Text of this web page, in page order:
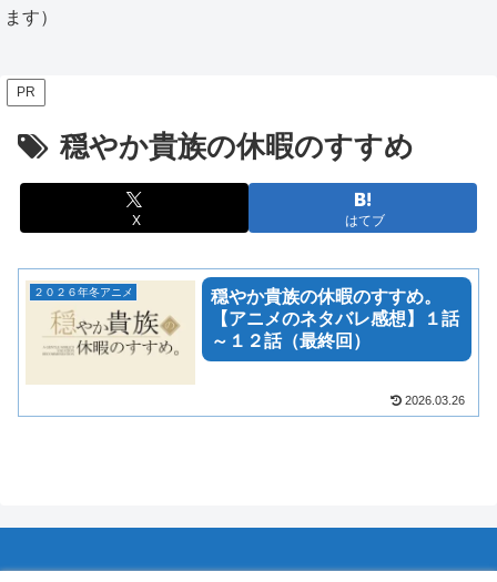
ます）
PR
穏やか貴族の休暇のすすめ
X はてブ
２０２６年冬アニメ
穏やか貴族の休暇のすすめ。
【アニメのネタバレ感想】１話
～１２話（最終回）
2026.03.26